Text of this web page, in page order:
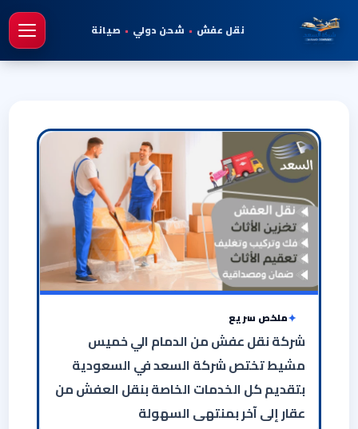
نقل عفش • شحن دولي • صيانة
ملخص سريع
شركة نقل عفش من الدمام الي خميس
مشيط تختص شركة السعد في السعودية
بتقديم كل الخدمات الخاصة بنقل العفش من
عقار إلى آخر بمنتهى السهولة